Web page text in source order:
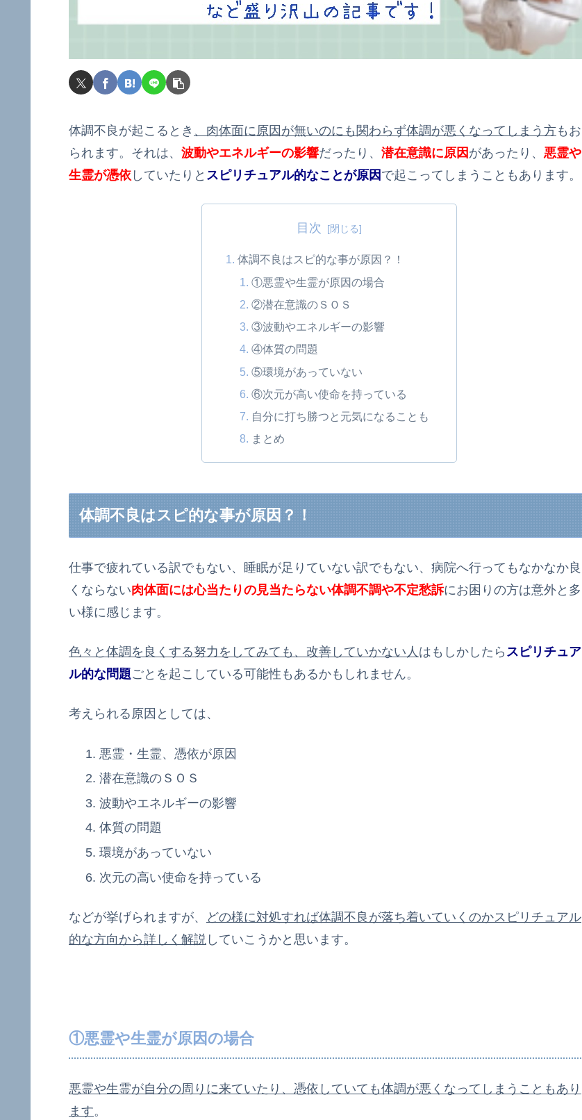
体調不良が起こるとき 、肉体面に原因が無いのにも関わらず体調が悪くなってしまう方もお
られます。それは、 波動やエネルギーの影響だったり、 潜在意識に原因 があったり、 悪霊や
生霊が憑依 していたりと スピリチュアル的なことが原因 で起こってしまうこともあります。
目次
体調不良はスピ的な事が原因？！
①悪霊や生霊が原因の場合
②潜在意識のＳＯＳ
③波動やエネルギーの影響
④体質の問題
⑤環境があっていない
⑥次元が高い使命を持っている
自分に打ち勝つと元気になることも
まとめ
体調不良はスピ的な事が原因？！
仕事で疲れている訳でもない、睡眠が足りていない訳でもない、病院へ行ってもなかなか良
くならない肉体面には心当たりの見当たらない体調不調や不定愁訴にお困りの方は意外と多
い様に感じます。
色々と体調を良くする努力をしてみても、改善していかない人 はもしかしたら スピリチュア
ル的な問題ごとを起こしている可能性もあるかもしれません。
考えられる原因としては、
悪霊・生霊、憑依が原因
潜在意識のＳＯＳ
波動やエネルギーの影響
体質の問題
環境があっていない
次元の高い使命を持っている
などが挙げられますが、
どの様に対処すれば体調不良が落ち着いていくのかスピリチュアル
的な方向から詳しく解説 していこうかと思います。
①悪霊や生霊が原因の場合
悪霊や生霊が自分の周りに来ていたり、憑依していても体調が悪くなってしまうこともあり
ます。